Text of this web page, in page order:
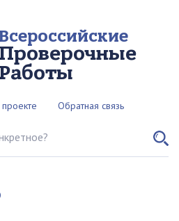
Проверочные
Работы
Обратная связь